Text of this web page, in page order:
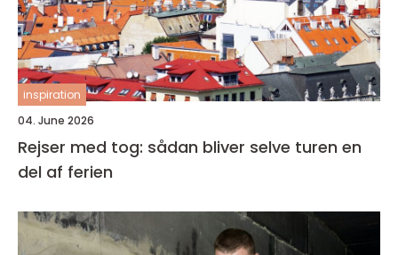
inspiration
04. June 2026
Rejser med tog: sådan bliver selve turen en
del af ferien